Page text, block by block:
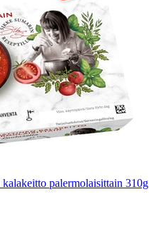
kalakeitto palermolaisittain 310g